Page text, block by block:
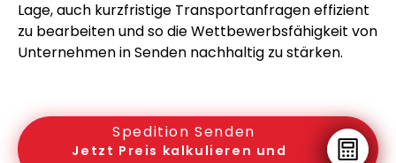
Lage, auch kurzfristige Transportanfragen effizient
zu bearbeiten und so die Wettbewerbsfähigkeit von
Unternehmen in Senden nachhaltig zu stärken.
Spedition Senden
Jetzt Preis kalkulieren und